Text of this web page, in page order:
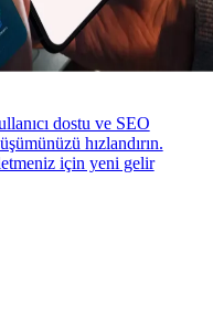
dostu ve SEO
hızlandırın.
için yeni gelir